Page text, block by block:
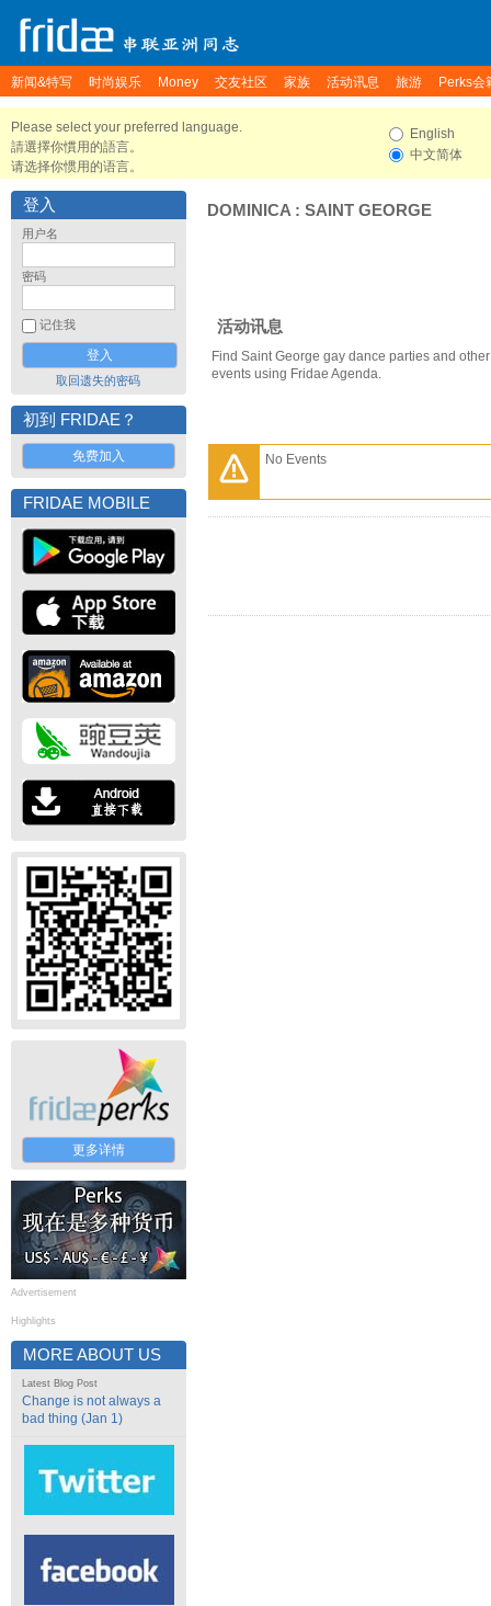
新闻&特写 时尚娱乐 Money 交友社区 家族 活动讯息 旅游 Perks会
Please select your preferred language.
請選擇你慣用的語言。
请选择你惯用的语言。
English
中文简体
登入
用户名
密码
记住我
取回遗失的密码
初到 FRIDAE？
免费加入
FRIDAE MOBILE
更多详情
Advertisement
Highlights
MORE ABOUT US
Latest Blog Post
Change is not always a
bad thing (Jan 1)
DOMINICA : SAINT GEORGE
活动讯息
Find Saint George gay dance parties and
events using Fridae Agenda.
No Events